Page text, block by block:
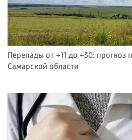
Перепады от +11 до +30: прогноз
Самарской области